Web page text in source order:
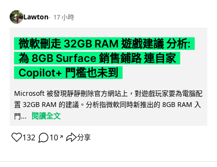
Lawton 17 小時
微軟刪走 32GB RAM 遊戲建議 分析:
為 8GB Surface 銷售鋪路 連自家
Copilot+ 門檻也未到
Microsoft 被發現靜靜刪除官方網站上，對遊戲玩家要為電腦配
置 32GB RAM 的建議。分析指微軟同時新推出的 8GB RAM 入
門...
閱讀全文
132 10 ↗ 分享